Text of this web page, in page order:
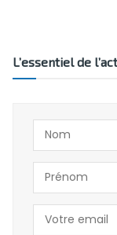
L’essentiel de